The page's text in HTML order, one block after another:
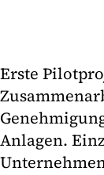
Erste
Anlagen.